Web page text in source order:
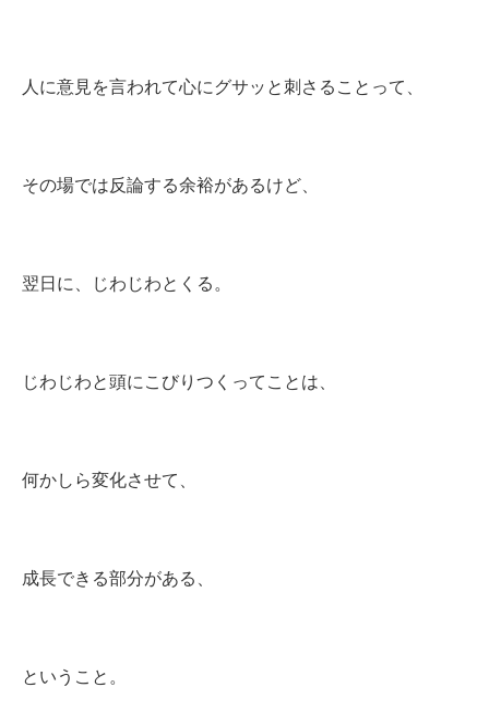
人に意見を言われて心にグサッと刺さることって、
その場では反論する余裕があるけど、
翌日に、じわじわとくる。
じわじわと頭にこびりつくってことは、
何かしら変化させて、
成長できる部分がある、
ということ。